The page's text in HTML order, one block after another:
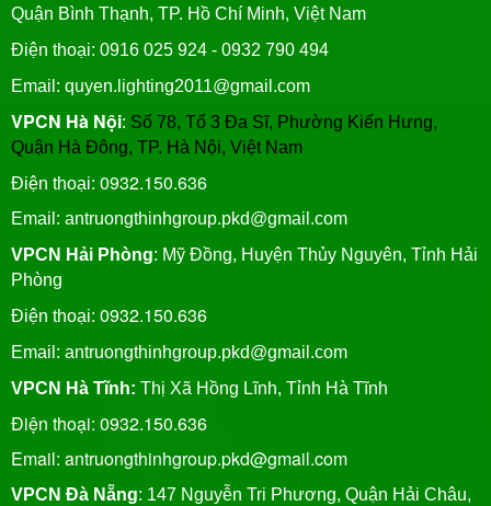
Quận Bình Thạnh, TP. Hồ Chí Minh, Việt Nam
Điện thoại: 0916 025 924 - 0932 790 494
Email: quyen.lighting2011@gmail.com
VPCN Hà Nội: Số 78, Tổ 3 Đa Sĩ, Phường Kiến Hưng,
Quận Hà Đông, TP. Hà Nội, Việt Nam
Điện thoại: 0932.150.636
Email: antruongthinhgroup.pkd@gmail.com
VPCN Hải Phòng: Mỹ Đồng, Huyện Thủy Nguyên, Tỉnh Hải
Phòng
Điện thoại: 0932.150.636
Email: antruongthinhgroup.pkd@gmail.com
VPCN Hà Tĩnh: Thị Xã Hồng Lĩnh, Tỉnh Hà Tĩnh
Điện thoại: 0932.150.636
Email: antruongthinhgroup.pkd@gmail.com
VPCN Đà Nẵng: 147 Nguyễn Tri Phương, Quận Hải Châu,